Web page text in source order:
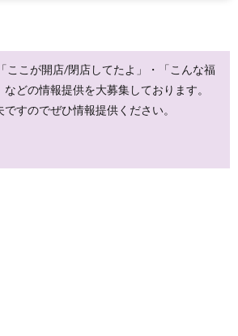
ここが開店/閉店してたよ」・「こんな福
どの情報提供を大募集しております。
すのでぜひ情報提供ください。